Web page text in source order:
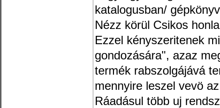
katalogusban/
Nézz körül Csikos
Ezzel kényszeritenek
gondozására", azaz
termék rabszolgájává
mennyire leszel vevö
Ráadásul több uj